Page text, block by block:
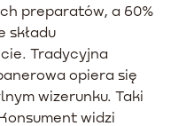
preparatów, a 60%
składu
Tradycyjna
opiera się
wizerunku. Taki
widzi